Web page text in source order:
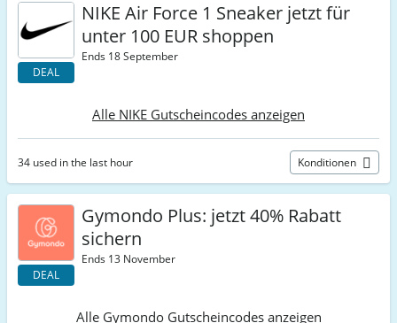
DEAL
NIKE Air Force 1 Sneaker jetzt für
unter 100 EUR shoppen
Ends 18 September
Alle NIKE Gutscheincodes anzeigen
34 used in the last hour Konditionen
DEAL
Gymondo Plus: jetzt 40% Rabatt
sichern
Ends 13 November
Alle Gymondo Gutscheincodes anzeigen